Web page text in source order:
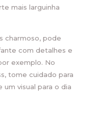
mais larguinha
charmoso, pode
com detalhes e
exemplo. No
tome cuidado para
um visual para o dia